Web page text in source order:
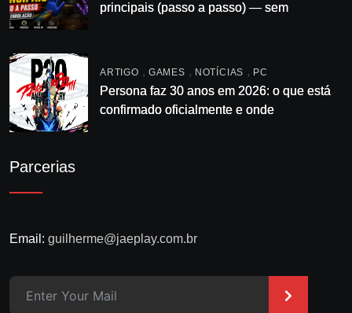
principais (passo a passo) — sem
ARTIGO , GAMES , NOTÍCIAS , PC
Persona faz 30 anos em 2026: o que está
confirmado oficialmente e onde
Parcerias
Email: guilherme@jaeplay.com.br
>